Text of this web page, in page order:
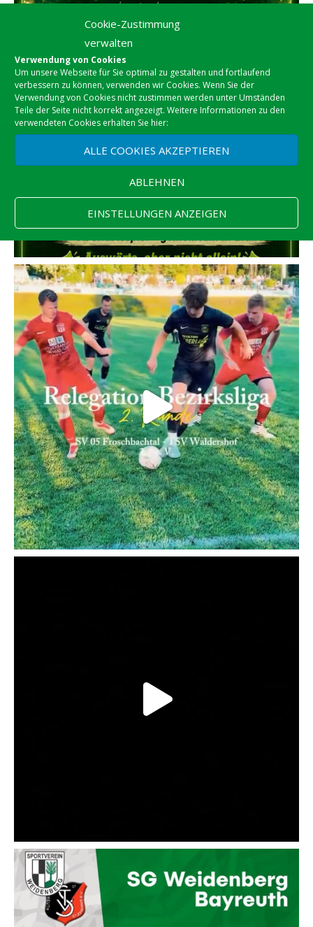
Cookie-Zustimmung
verwalten
Verwendung von Cookies
Um unsere Webseite für Sie optimal zu gestalten und fortlaufend
verbessern zu können, verwenden wir Cookies. Wenn Sie der
Verwendung von Cookies nicht zustimmen werden unter Umständen
Teile der Seite nicht korrekt angezeigt. Weitere Informationen zu den
verwendeten Cookies erhalten Sie hier:
ALLE COOKIES AKZEPTIEREN
ABLEHNEN
EINSTELLUNGEN ANZEIGEN